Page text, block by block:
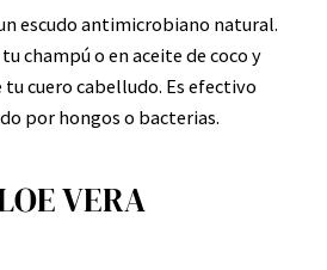
escudo antimicrobiano natural.
champú o en aceite de coco y
tu cuero cabelludo. Es efectivo
por hongos o bacterias.
VERA